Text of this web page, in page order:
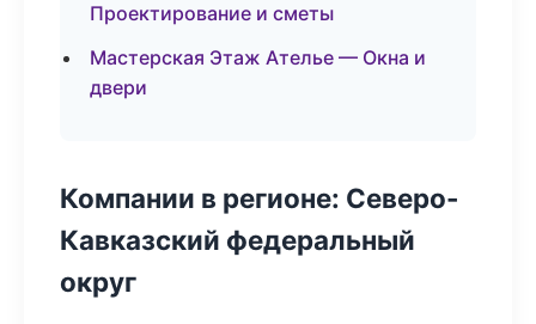
Проектирование и сметы
Мастерская Этаж Ателье — Окна и
двери
Компании в регионе: Северо-
Кавказский федеральный
округ